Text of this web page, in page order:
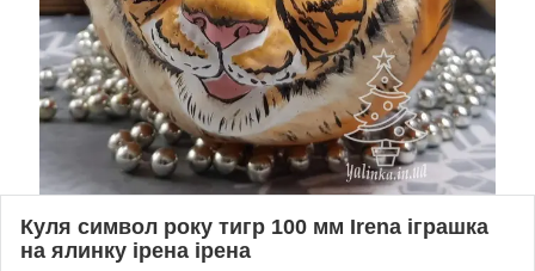
Куля символ року тигр 100 мм Irena іграшка
на ялинку ірена ірена